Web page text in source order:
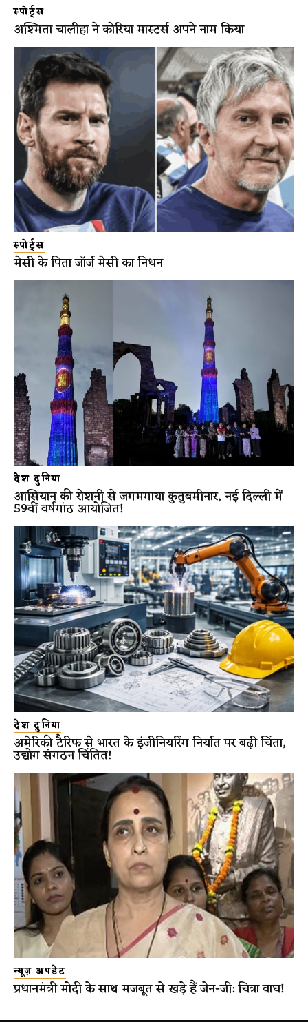
स्पोर्ट्स
अश्मिता चालीहा ने कोरिया मास्टर्स अपने नाम किया
स्पोर्ट्स
मेसी के पिता जॉर्ज मेसी का निधन
देश दुनिया
आसियान की रोशनी से जगमगाया कुतुबमीनार, नई दिल्ली में
59वीं वर्षगांठ आयोजित!
देश दुनिया
अमेरिकी टैरिफ से भारत के इंजीनियरिंग निर्यात पर बढ़ी चिंता,
उद्योग संगठन चिंतित!
न्यूज़ अपडेट
प्रधानमंत्री मोदी के साथ मजबूत से खड़े हैं जेन-जी: चित्रा वाघ!